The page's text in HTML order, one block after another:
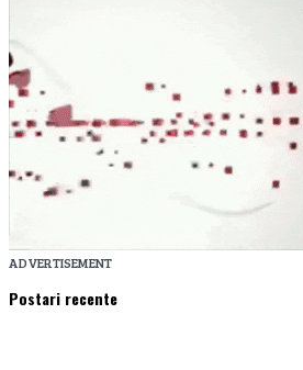
ADVERTISEMENT
Postari recente